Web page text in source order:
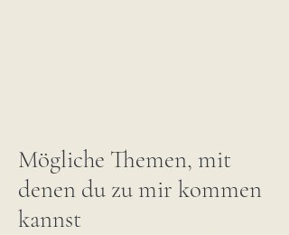
Mögliche Themen, mit
denen du zu mir kommen
kannst